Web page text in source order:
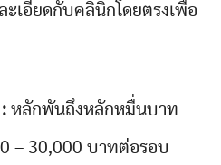
เอียดกับคลินิกโดยตรงเพื่อ
หลักพันถึงหลักหมื่นบาท
– 30,000 บาทต่อรอบ